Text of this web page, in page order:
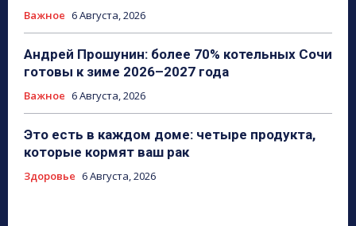
Важное 6 Августа, 2026
Андрей Прошунин: более 70% котельных Сочи
готовы к зиме 2026–2027 года
Важное 6 Августа, 2026
Это есть в каждом доме: четыре продукта,
которые кормят ваш рак
Здоровье 6 Августа, 2026